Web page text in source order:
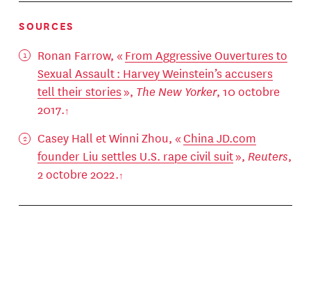
SOURCES
Ronan Farrow, « From Aggressive Ouvertures to
Sexual Assault : Harvey Weinstein’s accusers
tell their stories», The New Yorker, 10 octobre
2017.
Casey Hall et Winni Zhou, «China JD.com
founder Liu settles U.S. rape civil suit», Reuters,
2 octobre 2022.